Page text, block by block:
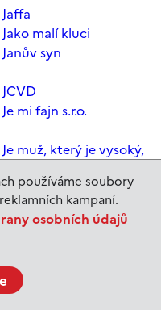
používáme soubory
kampaní.
osobních údajů
malí kluci
syn
mi fajn s.r.o.
muž, který je vysoký,
to jen konec světa
to jen konec světa
du Barry -